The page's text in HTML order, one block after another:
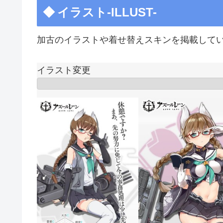
イラスト-ILLUST-
加古のイラストや着せ替えスキンを掲載して
イラスト変更